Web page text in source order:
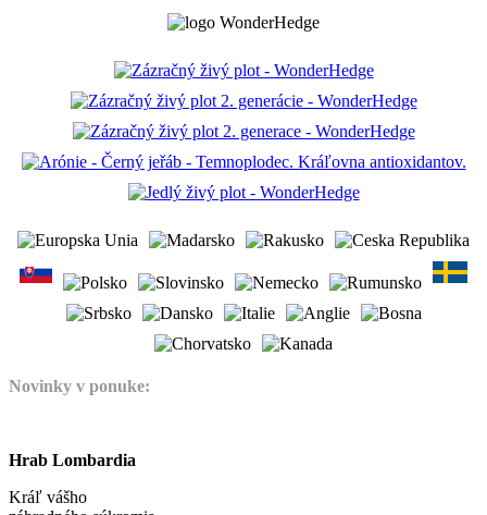
Novinky v ponuke:
Hrab Lombardia
Kráľ vášho